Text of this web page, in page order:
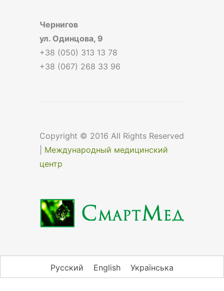
Чернигов
ул. Одинцова, 9
+38 (050) 313 13 78
+38 (067) 268 33 96
Copyright © 2016 All Rights Reserved
Международный медицинский
центр
Русский English Українська